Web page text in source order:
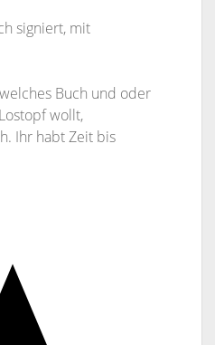
signiert, mit
Buch und oder
wollt,
Ihr habt Zeit bis